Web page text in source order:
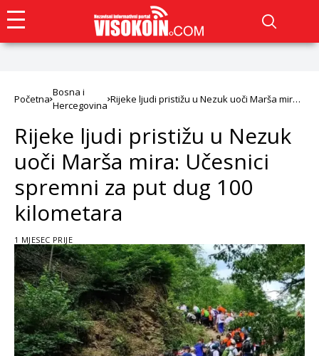
Početna
Bosna i
Hercegovina
Rijeke ljudi pristižu u Nezuk uoči Marša mira:
Rijeke ljudi pristižu u Nezuk
uoči Marša mira: Učesnici
spremni za put dug 100
kilometara
1 MJESEC PRIJE